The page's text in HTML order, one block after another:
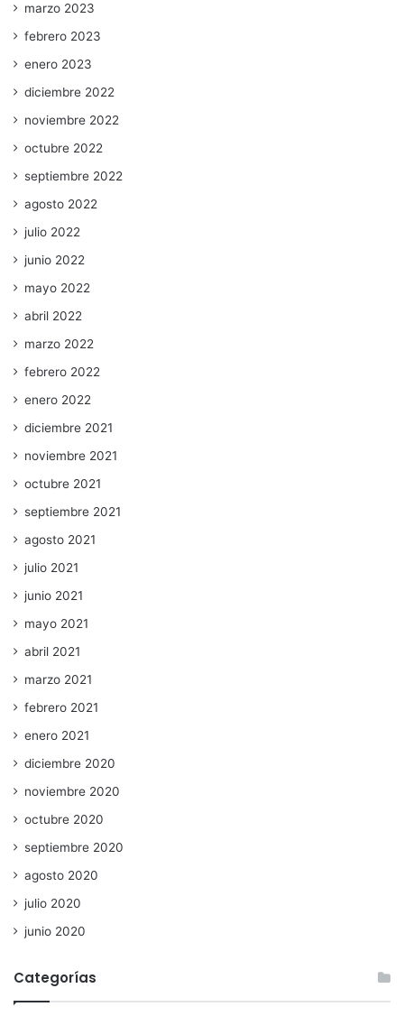
marzo 2023
febrero 2023
enero 2023
diciembre 2022
noviembre 2022
octubre 2022
septiembre 2022
agosto 2022
julio 2022
junio 2022
mayo 2022
abril 2022
marzo 2022
febrero 2022
enero 2022
diciembre 2021
noviembre 2021
octubre 2021
septiembre 2021
agosto 2021
julio 2021
junio 2021
mayo 2021
abril 2021
marzo 2021
febrero 2021
enero 2021
diciembre 2020
noviembre 2020
octubre 2020
septiembre 2020
agosto 2020
julio 2020
junio 2020
Categorías